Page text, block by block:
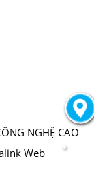
NGHỆ CAO
Web